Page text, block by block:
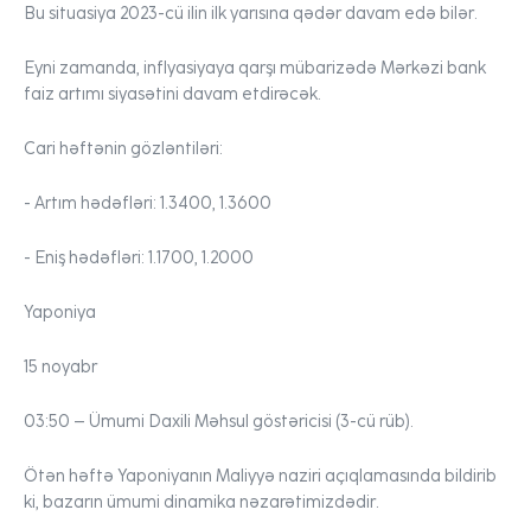
Bu situasiya 2023-cü ilin ilk yarısına qədər davam edə bilər.
Eyni zamanda, inflyasiyaya qarşı mübarizədə Mərkəzi bank
faiz artımı siyasətini davam etdirəcək.
Cari həftənin gözləntiləri:
- Artım hədəfləri: 1.3400, 1.3600
- Eniş hədəfləri: 1.1700, 1.2000
Yaponiya
15 noyabr
03:50 – Ümumi Daxili Məhsul göstəricisi (3-cü rüb).
Ötən həftə Yaponiyanın Maliyyə naziri açıqlamasında bildirib
ki, bazarın ümumi dinamika nəzarətimizdədir.